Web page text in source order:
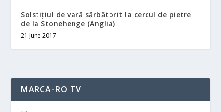
Solstițiul de vară sărbătorit la cercul de pietre
de la Stonehenge (Anglia)
21 June 2017
MARCA-RO TV